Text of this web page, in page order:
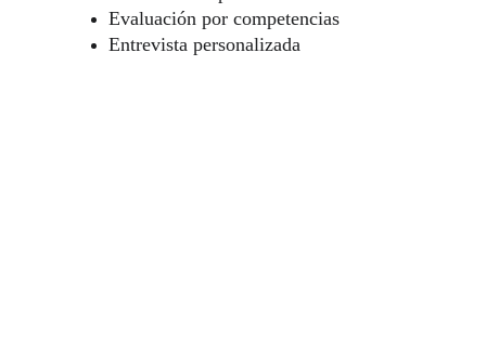
Evaluación por competencias
Entrevista personalizada